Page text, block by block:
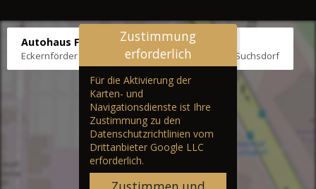
Autohaus Fräter
Eckernförder Str. /Klausbrooker Weg 1, 24107 Kiel-Suchsdorf
Zustimmung
erforderlich
Für die Aktivierung der
Karten- und
Navigationsdienste ist Ihre
Zustimmung zu den
Datenschutzrichtlinien vom
Drittanbieter Google LLC
erforderlich.